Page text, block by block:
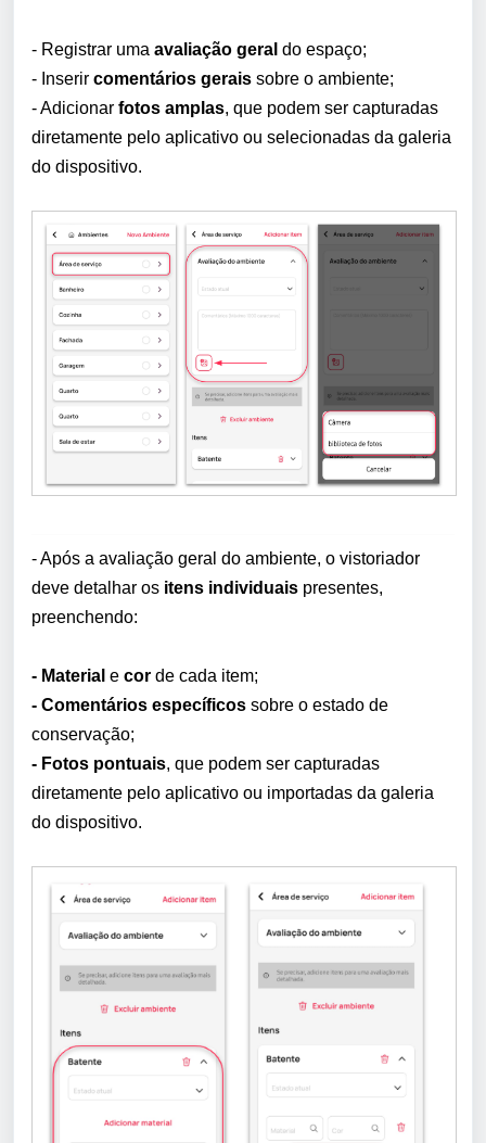
- Registrar uma avaliação geral do espaço;
- Inserir comentários gerais sobre o ambiente;
- Adicionar fotos amplas, que podem ser capturadas
diretamente pelo aplicativo ou selecionadas da galeria
do dispositivo.
- Após a avaliação geral do ambiente, o vistoriador
deve detalhar os itens individuais presentes,
preenchendo:
- Material e cor de cada item;
- Comentários específicos sobre o estado de
conservação;
- Fotos pontuais, que podem ser capturadas
diretamente pelo aplicativo ou importadas da galeria
do dispositivo.